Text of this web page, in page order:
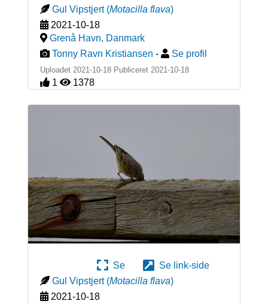
Gul Vipstjert (Motacilla flava)
2021-10-18
Grenå Havn, Danmark
Tonny Ravn Kristiansen - Se profil
Uploadet 2021-10-18 Publiceret 2021-10-18
1 1378
Se
Se link-side
Gul Vipstjert (Motacilla flava)
2021-10-18